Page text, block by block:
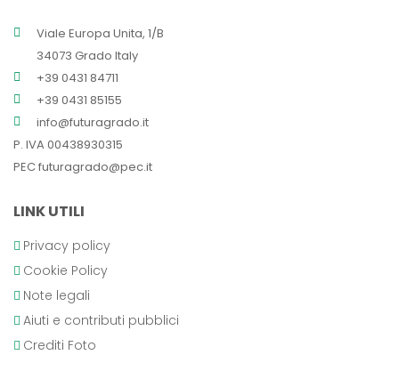
Viale Europa Unita, 1/B
34073 Grado Italy
+39 0431 84711
+39 0431 85155
info@futuragrado.it
P. IVA 00438930315
PECfuturagrado@pec.it
LINK UTILI
Privacy policy
Cookie Policy
Note legali
Aiuti e contributi pubblici
Crediti Foto